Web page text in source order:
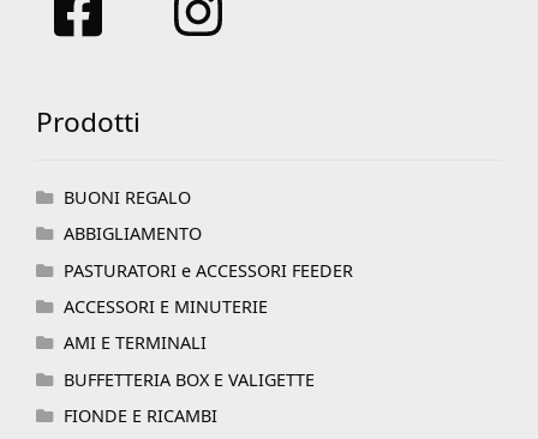
Prodotti
BUONI REGALO
ABBIGLIAMENTO
PASTURATORI e ACCESSORI FEEDER
ACCESSORI E MINUTERIE
AMI E TERMINALI
BUFFETTERIA BOX E VALIGETTE
FIONDE E RICAMBI